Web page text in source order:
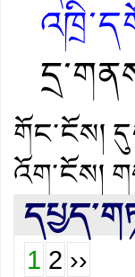
གོང་ངོས།
འོག་ངོས།
1 2 ››